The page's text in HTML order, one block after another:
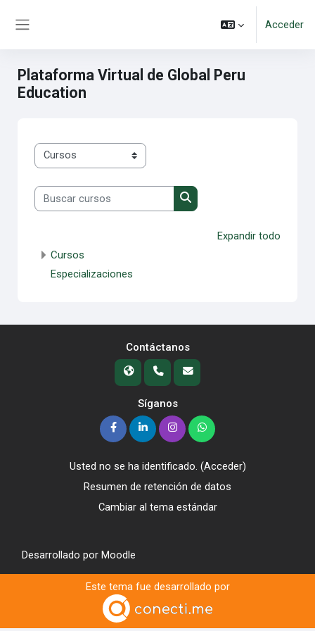
Acceder
Plataforma Virtual de Global Peru
Education
Categorías
Buscar cursos
Buscar cursos
Expandir todo
Cursos
Especializaciones
Contáctanos
Síganos
Usted no se ha identificado. (Acceder)
Resumen de retención de datos
Cambiar al tema estándar
Desarrollado por Moodle
Este tema fue desarrollado por